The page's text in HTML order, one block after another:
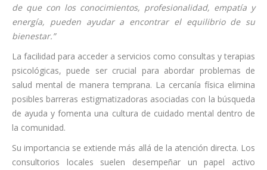
de que con los conocimientos, profesionalidad, empatía y
energía, pueden ayudar a encontrar el equilibrio de su
bienestar.”
La facilidad para acceder a servicios como consultas y terapias
psicológicas, puede ser crucial para abordar problemas de
salud mental de manera temprana. La cercanía física elimina
posibles barreras estigmatizadoras asociadas con la búsqueda
de ayuda y fomenta una cultura de cuidado mental dentro de
la comunidad.
Su importancia se extiende más allá de la atención directa. Los
consultorios locales suelen desempeñar un papel activo